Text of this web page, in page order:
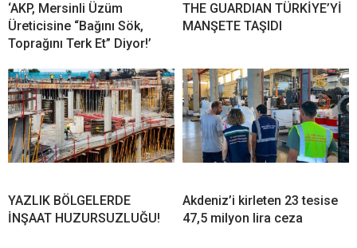
‘AKP, Mersinli Üzüm
Üreticisine “Bağını Sök,
Toprağını Terk Et” Diyor!’
THE GUARDIAN TÜRKİYE’Yİ
MANŞETE TAŞIDI
YAZLIK BÖLGELERDE
İNŞAAT HUZURSUZLUĞU!
Akdeniz’i kirleten 23 tesise
47,5 milyon lira ceza